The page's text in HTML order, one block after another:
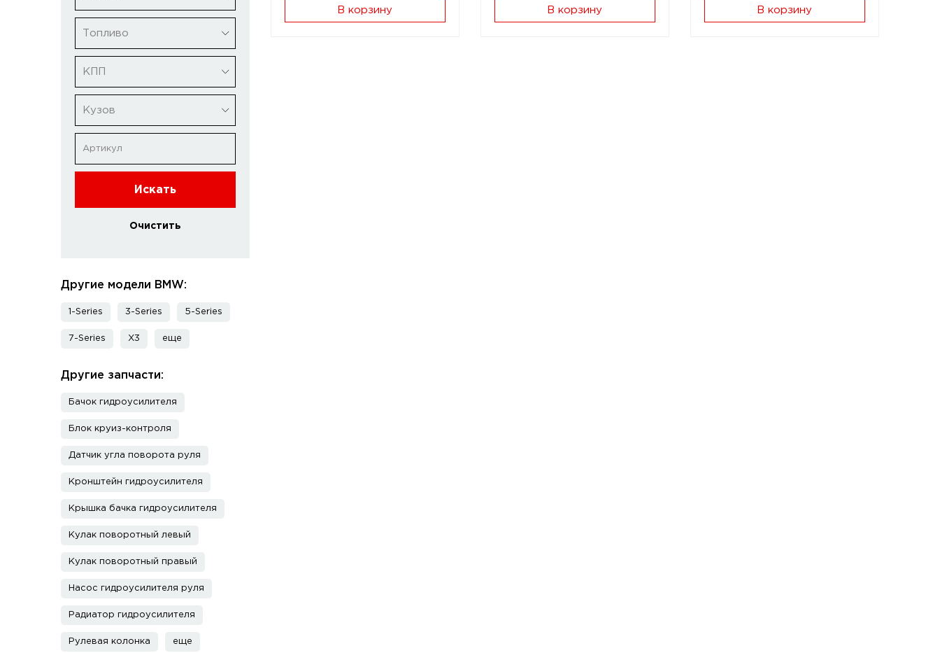
Топливо
КПП
Кузов
Искать
Очистить
Другие модели BMW:
1-Series 3-Series 5-Series
7-Series X3 еще
Другие запчасти:
Бачок гидроусилителя
Блок круиз-контроля
Датчик угла поворота руля
Кронштейн гидроусилителя
Крышка бачка гидроусилителя
Кулак поворотный левый
Кулак поворотный правый
Насос гидроусилителя руля
Радиатор гидроусилителя
Рулевая колонка еще
В корзину В корзину В корзину